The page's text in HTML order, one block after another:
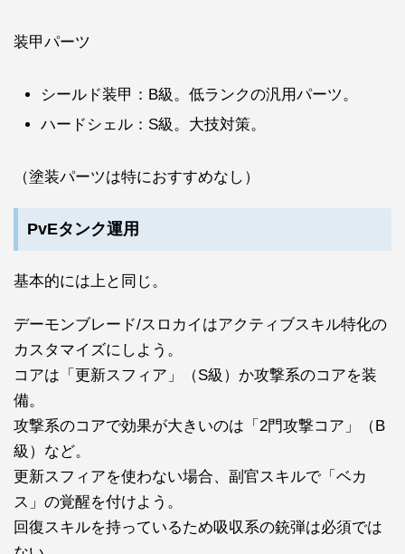
装甲パーツ
シールド装甲：B級。低ランクの汎用パーツ。
ハードシェル：S級。大技対策。
（塗装パーツは特におすすめなし）
PvEタンク運用
基本的には上と同じ。
デーモンブレード/スロカイはアクティブスキル特化の
カスタマイズにしよう。
コアは「更新スフィア」（S級）か攻撃系のコアを装
備。
攻撃系のコアで効果が大きいのは「2門攻撃コア」（B
級）など。
更新スフィアを使わない場合、副官スキルで「ベカ
ス」の覚醒を付けよう。
回復スキルを持っているため吸収系の銃弾は必須では